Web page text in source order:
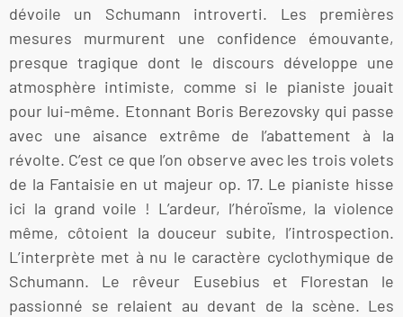
dévoile un Schumann introverti. Les premières
mesures murmurent une confidence émouvante,
presque tragique dont le discours développe une
atmosphère intimiste, comme si le pianiste jouait
pour lui-même. Etonnant Boris Berezovsky qui passe
avec une aisance extrême de l’abattement à la
révolte. C’est ce que l’on observe avec les trois volets
de la Fantaisie en ut majeur op. 17. Le pianiste hisse
ici la grand voile ! L’ardeur, l’héroïsme, la violence
même, côtoient la douceur subite, l’introspection.
L’interprète met à nu le caractère cyclothymique de
Schumann. Le rêveur Eusebius et Florestan le
passionné se relaient au devant de la scène. Les